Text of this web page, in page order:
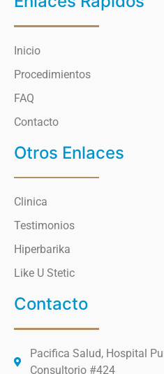
Inicio
Procedimientos
FAQ
Contacto
Otros Enlaces
Clinica
Testimonios
Hiperbarika
Like U Stetic
Contacto
Pacifica Salud, Hospital
Consultorio #424